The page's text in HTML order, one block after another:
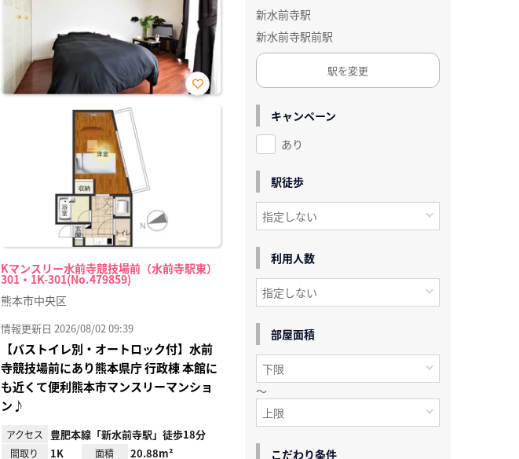
Kマンスリー水前寺競技場前（水前寺駅東）
301・1K-301(No.479859)
お気
熊本市中央区
情報更新日 2026/08/02 09:39
【バストイレ別・オートロック付】水前
寺競技場前にあり熊本県庁 行政棟 本館に
も近くて便利熊本市マンスリーマンショ
ン♪
アクセス 豊肥本線「新水前寺駅」徒歩18分
間取り 1K 面積 20.88m²
新水前寺駅
新水前寺駅前駅
駅を変更
キャンペーン
あり
駅徒歩
利用人数
部屋面積
～
こだわり条件